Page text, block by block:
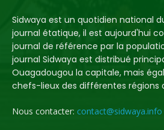
Sidwaya est un quotidien national
journal étatique, il est aujourd'hui
journal de référence par la
journal Sidwaya est distribué
Ouagadougou la capitale, mais
chefs-lieux des différentes régions
Nous contacter: contact@sidwaya.info